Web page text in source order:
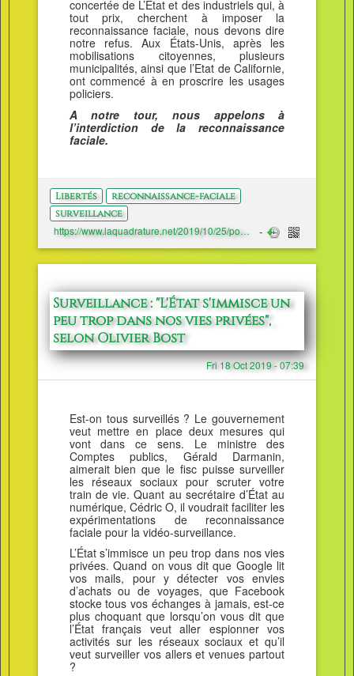
concertée de L’État et des industriels qui, à
tout prix, cherchent à imposer la
reconnaissance faciale, nous devons dire
notre refus. Aux États-Unis, après les
mobilisations citoyennes, plusieurs
municipalités, ainsi que l’Etat de Californie,
ont commencé à en proscrire les usages
policiers.
A notre tour, nous appelons à
l’interdiction de la reconnaissance
faciale.
Libertés
reconnaissance-faciale
surveillance
https://www.laquadrature.net/2019/10/25/pour-imposer-la-reconnaissance-faciale-letat-et-les-industriels-main-dans-la-main/
Surveillance : "L'État s'immisce un
peu trop dans nos vies privées",
selon Olivier Bost
Fri 18 Oct 2019 - 07:39
Est-on tous surveillés ? Le gouvernement
veut mettre en place deux mesures qui
vont dans ce sens. Le ministre des
Comptes publics, Gérald Darmanin,
aimerait bien que le fisc puisse surveiller
les réseaux sociaux pour scruter votre
train de vie. Quant au secrétaire d’État au
numérique, Cédric O, il voudrait faciliter les
expérimentations de reconnaissance
faciale pour la vidéo-surveillance.
L’État s’immisce un peu trop dans nos vies
privées. Quand on vous dit que Google lit
vos mails, pour y détecter vos envies
d’achats ou de voyages, que Facebook
stocke tous vos échanges à jamais, est-ce
plus choquant que lorsqu’on vous dit que
l’État français veut aller espionner vos
activités sur les réseaux sociaux et qu’il
veut surveiller vos allers et venues partout
?